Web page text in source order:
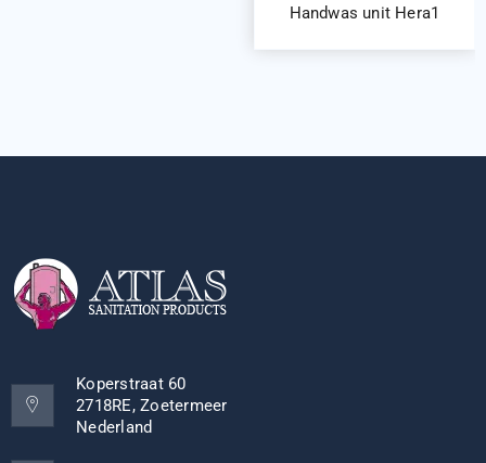
Handwas unit Hera1
Koperstraat 60
2718RE, Zoetermeer
Nederland